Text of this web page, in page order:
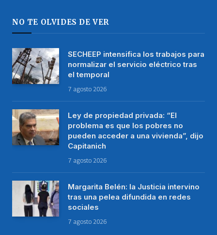
NO TE OLVIDES DE VER
SECHEEP intensifica los trabajos para
normalizar el servicio eléctrico tras
el temporal
7 agosto 2026
Ley de propiedad privada: “El
problema es que los pobres no
pueden acceder a una vivienda”, dijo
Capitanich
7 agosto 2026
Margarita Belén: la Justicia intervino
tras una pelea difundida en redes
sociales
7 agosto 2026